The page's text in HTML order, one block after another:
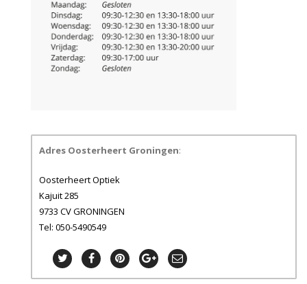
Adres Oosterheert Groningen:
Oosterheert Optiek
Kajuit 285
9733 CV GRONINGEN
Tel: 050-5490549